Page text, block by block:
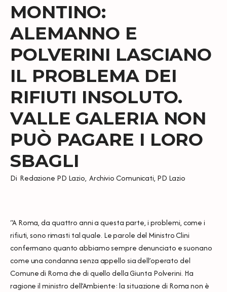
MONTINO:
ALEMANNO E
POLVERINI LASCIANO
IL PROBLEMA DEI
RIFIUTI INSOLUTO.
VALLE GALERIA NON
PUÒ PAGARE I LORO
SBAGLI
Di Redazione PD Lazio, Archivio Comunicati, PD Lazio
“A Roma, da quattro anni a questa parte, i problemi, come i
rifiuti, sono rimasti tal quale. Le parole del Ministro Clini
confermano quanto abbiamo sempre denunciato e suonano
come una condanna senza appello sia dell’operato del
Comune di Roma che di quello della Giunta Polverini. Ha
ragione il ministro dell’Ambiente: la situazione di Roma non è